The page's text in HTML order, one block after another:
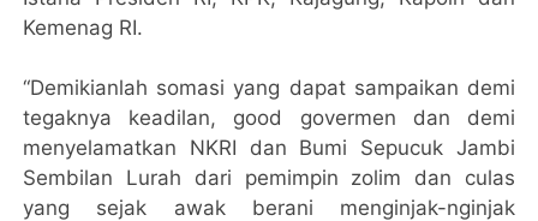
Kemenag RI.
“Demikianlah somasi yang dapat sampaikan demi
tegaknya keadilan, good govermen dan demi
menyelamatkan NKRI dan Bumi Sepucuk Jambi
Sembilan Lurah dari pemimpin zolim dan culas
yang sejak awak berani menginjak-nginjak